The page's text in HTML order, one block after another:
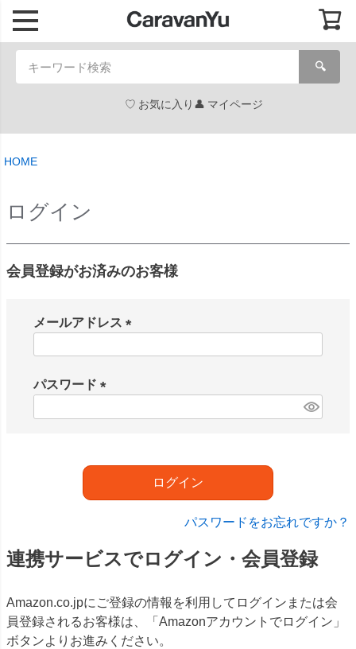
🔍
お気に入り マイページ
HOME
ログイン
会員登録がお済みのお客様
メールアドレス
パスワード
)
ログイン
パスワードをお忘れですか？
連携サービスでログイン・会員登録
Amazon.co.jpにご登録の情報を利用してログインまたは会
員登録されるお客様は、「Amazonアカウントでログイン」
ボタンよりお進みください。